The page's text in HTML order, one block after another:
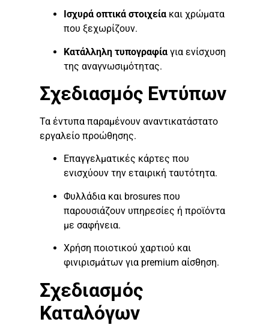
Ισχυρά οπτικά στοιχεία και χρώματα
που ξεχωρίζουν.
Κατάλληλη τυπογραφία για ενίσχυση
της αναγνωσιμότητας.
Σχεδιασμός Εντύπων
Τα έντυπα παραμένουν αναντικατάστατο
εργαλείο προώθησης.
Επαγγελματικές κάρτες που
ενισχύουν την εταιρική ταυτότητα.
Φυλλάδια και brosures που
παρουσιάζουν υπηρεσίες ή προϊόντα
με σαφήνεια.
Χρήση ποιοτικού χαρτιού και
φινιρισμάτων για premium αίσθηση.
Σχεδιασμός
Καταλόγων